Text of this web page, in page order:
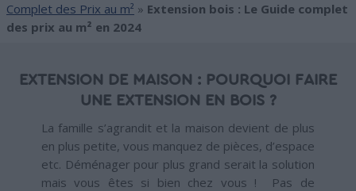
Complet des Prix au m² » Extension bois : Le Guide complet
des prix au m² en 2024
EXTENSION DE MAISON : POURQUOI FAIRE
UNE EXTENSION EN BOIS ?
La famille s’agrandit et la maison devient de plus
en plus petite, vous manquez de pièces, d’espace
etc. Déménager pour plus grand serait la solution
mais vous êtes si bien chez vous ! Pas de